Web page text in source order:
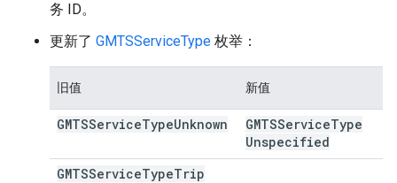
务 ID。
更新了 GMTSServiceType 枚举：
旧值 新值
GMTSServiceTypeUnknown GMTSServiceType
Unspecified
GMTSServiceTypeTrip